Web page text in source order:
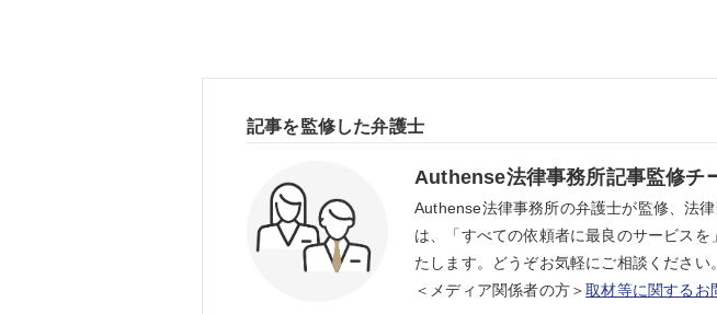
記事を監修した弁護士
Authense法律事務所記事監修チ
Authense法律事務所の弁護士が監修、法
は、「すべての依頼者に最良のサービス
たします。どうぞお気軽にご相談ください。
＜メディア関係者の方＞取材等に関するお